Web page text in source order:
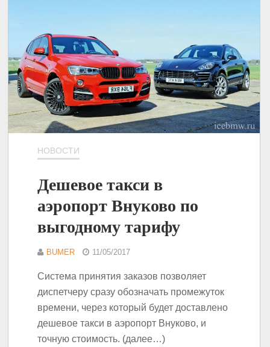
НОВОСТИ
Дешевое такси в
аэропорт Внуково по
выгодному тарифу
BUMER 11/05/2017
Система принятия заказов позволяет
диспетчеру сразу обозначать промежуток
времени, через который будет доставлено
дешевое такси в аэропорт Внуково, и
точную стоимость. (далее…)